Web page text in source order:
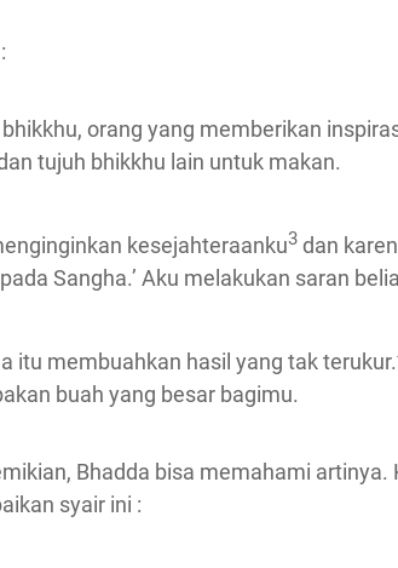
orang yang memberikan
tujuh bhikkhu lain untuk makan.
kesejahteraanku3 dan
Sangha.’ Aku melakukan saran
itu membuahkan hasil yang tak terukur.
buah yang besar bagimu.
Bhadda bisa memahami artinya.
syair ini :